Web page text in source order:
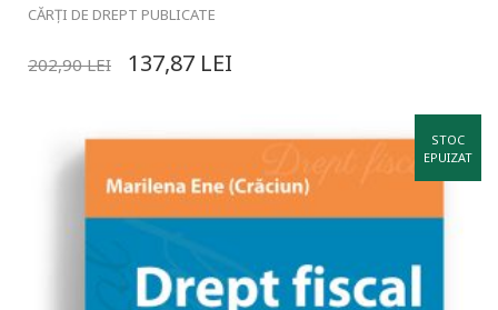
CĂRȚI DE DREPT PUBLICATE
202,90LEI 137,87 LEI
STOC
EPUIZAT